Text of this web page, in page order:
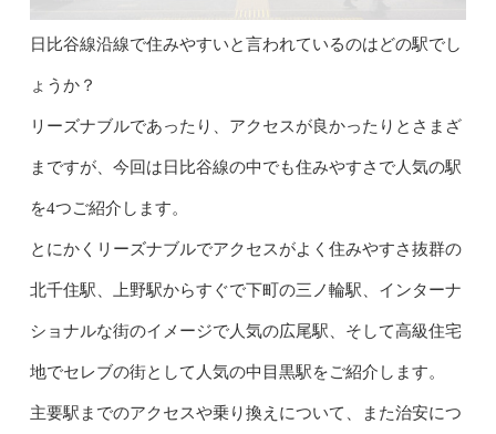
日比谷線沿線で住みやすいと言われているのはどの駅でし
ょうか？
リーズナブルであったり、アクセスが良かったりとさまざ
まですが、今回は日比谷線の中でも住みやすさで人気の駅
を4つご紹介します。
とにかくリーズナブルでアクセスがよく住みやすさ抜群の
北千住駅、上野駅からすぐで下町の三ノ輪駅、インターナ
ショナルな街のイメージで人気の広尾駅、そして高級住宅
地でセレブの街として人気の中目黒駅をご紹介します。
主要駅までのアクセスや乗り換えについて、また治安につ